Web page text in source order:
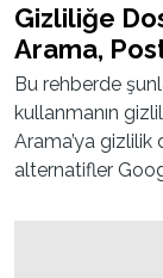
Gizliliğe
Arama,
Bu rehberde
kullanmanın
Arama’ya
alternatifler